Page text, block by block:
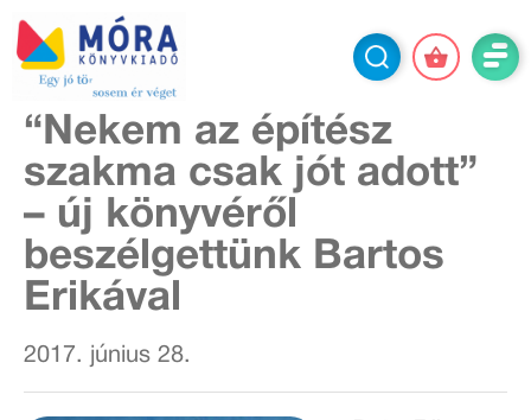
“Nekem az építész
szakma csak jót adott”
– új könyvéről
beszélgettünk Bartos
Erikával
2017. június 28.